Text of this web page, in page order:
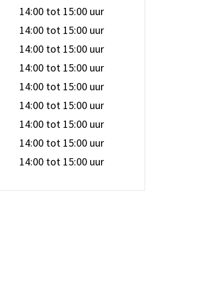
14:00 tot 15:00 uur
14:00 tot 15:00 uur
14:00 tot 15:00 uur
14:00 tot 15:00 uur
14:00 tot 15:00 uur
14:00 tot 15:00 uur
14:00 tot 15:00 uur
14:00 tot 15:00 uur
14:00 tot 15:00 uur